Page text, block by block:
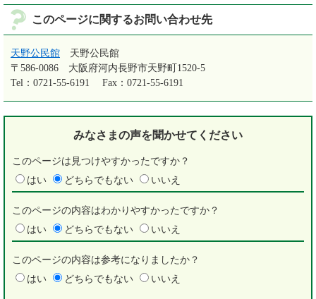
このページに関するお問い合わせ先
天野公民館
天野公民館
〒586-0086
大阪府河内長野市天野町1520-5
Tel：0721-55-6191
Fax：0721-55-6191
みなさまの声を聞かせてください
このページは見つけやすかったですか？
はい
どちらでもない いいえ
このページの内容はわかりやすかったですか？
はい
どちらでもない いいえ
このページの内容は参考になりましたか？
はい
どちらでもない いいえ